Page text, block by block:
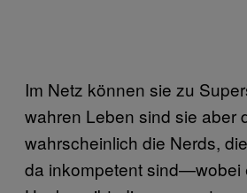
Im Netz können sie zu
wahren Leben sind sie aber
wahrscheinlich die Nerds,
da inkompetent sind—wobei